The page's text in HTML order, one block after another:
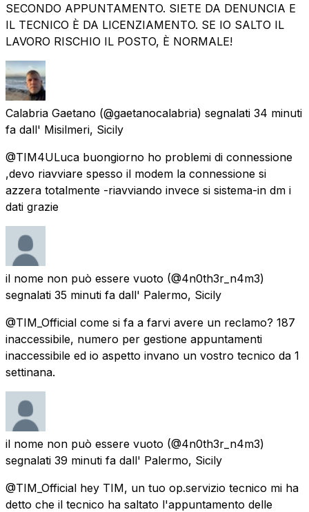
SECONDO APPUNTAMENTO. SIETE DA DENUNCIA E
IL TECNICO È DA LICENZIAMENTO. SE IO SALTO IL
LAVORO RISCHIO IL POSTO, È NORMALE!
Calabria Gaetano (@gaetanocalabria) segnalati 34 minuti
fa dall' Misilmeri, Sicily
@TIM4ULuca buongiorno ho problemi di connessione
,devo riavviare spesso il modem la connessione si
azzera totalmente -riavviando invece si sistema-in dm i
dati grazie
il nome non può essere vuoto (@4n0th3r_n4m3)
segnalati 35 minuti fa dall' Palermo, Sicily
@TIM_Official come si fa a farvi avere un reclamo? 187
inaccessibile, numero per gestione appuntamenti
inaccessibile ed io aspetto invano un vostro tecnico da 1
settinana.
il nome non può essere vuoto (@4n0th3r_n4m3)
segnalati 39 minuti fa dall' Palermo, Sicily
@TIM_Official hey TIM, un tuo op.servizio tecnico mi ha
detto che il tecnico ha saltato l'appuntamento delle